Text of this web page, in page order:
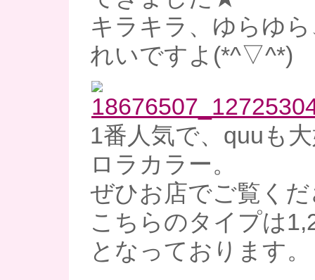
キラキラ、ゆらゆ
れいですよ(*^▽^*)
1番人気で、quuも
ロラカラー。
ぜひお店でご覧く
こちらのタイプは
となっております。